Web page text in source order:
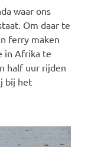
waar ons
Om daar te
ferry maken
in Afrika te
half uur rijden
bij het